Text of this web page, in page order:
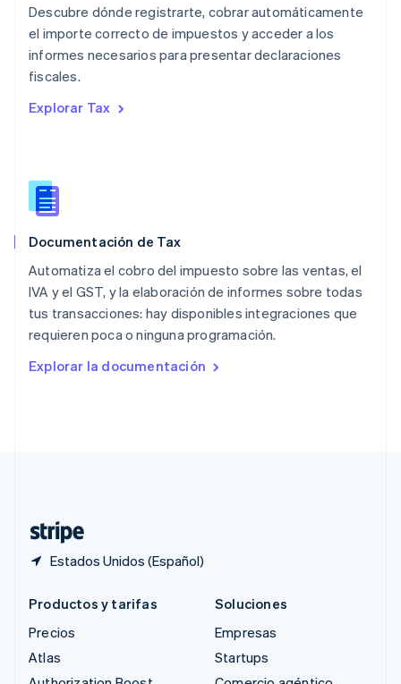
Descubre dónde registrarte, cobrar automáticamente
el importe correcto de impuestos y acceder a los
informes necesarios para presentar declaraciones
fiscales.
Explorar Tax
Documentación de Tax
Automatiza el cobro del impuesto sobre las ventas, el
IVA y el GST, y la elaboración de informes sobre todas
tus transacciones: hay disponibles integraciones que
requieren poca o ninguna programación.
Explorar la documentación
Estados Unidos (Español)
English
México
Español
Noruega
English
Nueva Zelandia
English
English
Portugal
RAE de Hong Kong, China
English简体中文
Reino Unido
English
República Checa
English
English
Productos y tarifas
Precios
Atlas
Soluciones
Empresas
Startups